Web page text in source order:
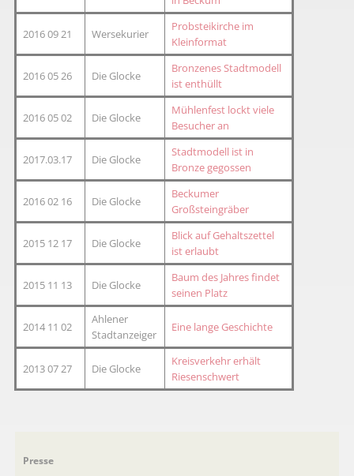
2016 09 21 Wersekurier
Probsteikirche im
Kleinformat
2016 05 26 Die Glocke
Bronzenes Stadtmodell
ist enthüllt
2016 05 02 Die Glocke
Mühlenfest lockt viele
Besucher an
2017.03.17 Die Glocke
Stadtmodell ist in
Bronze gegossen
2016 02 16 Die Glocke
Beckumer
Großsteingräber
2015 12 17 Die Glocke
Blick auf Gehaltszettel
ist erlaubt
2015 11 13 Die Glocke
Baum des Jahres findet
seinen Platz
2014 11 02
Ahlener
Stadtanzeiger
Eine lange Geschichte
2013 07 27 Die Glocke
Kreisverkehr erhält
Riesenschwert
Navigation
Presse